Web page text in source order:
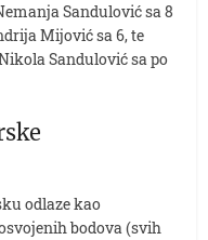
Sandulović sa 8
Mijović sa 6, te
Sandulović sa po
odlaze kao
bodova (svih